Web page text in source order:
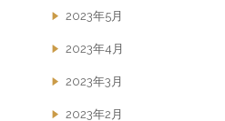
2023年5月
2023年4月
2023年3月
2023年2月